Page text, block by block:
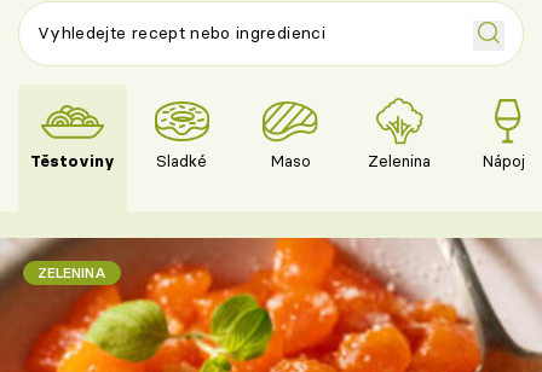
Těstoviny Sladké Maso Zelenina Nápoje
ZELENINA